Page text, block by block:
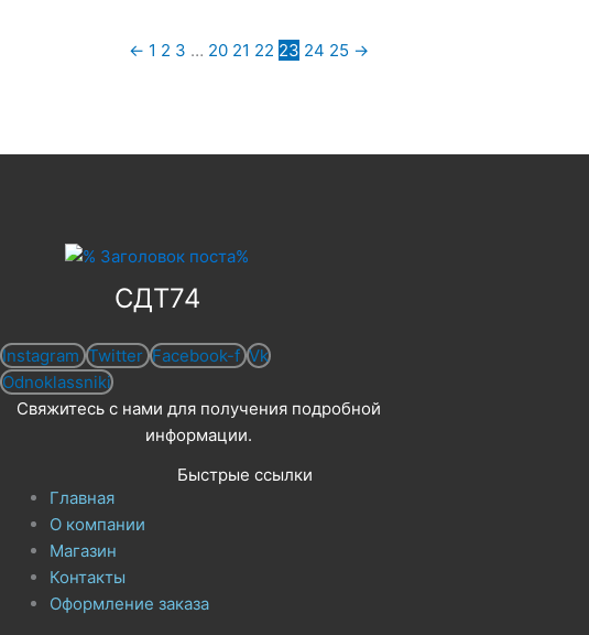
← 1 2 3 … 20 21 22 23 24 25 →
СДТ74
Instagram Twitter Facebook-f Vk
Odnoklassniki
Свяжитесь с нами для получения подробной
информации.
Быстрые ссылки
Главная
О компании
Магазин
Контакты
Оформление заказа